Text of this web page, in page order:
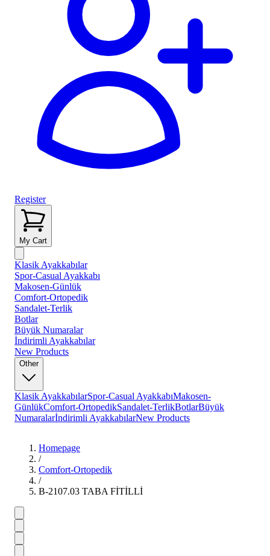
Register
My Cart
Klasik Ayakkabılar
Spor-Casual Ayakkabı
Makosen-Günlük
Comfort-Ortopedik
Sandalet-Terlik
Botlar
Büyük Numaralar
İndirimli Ayakkabılar
New Products
Other
Klasik AyakkabılarSpor-Casual AyakkabıMakosen-
GünlükComfort-OrtopedikSandalet-TerlikBotlarBüyük
Numaralarİndirimli AyakkabılarNew Products
Homepage
/
Comfort-Ortopedik
/
B-2107.03 TABA FİTİLLİ